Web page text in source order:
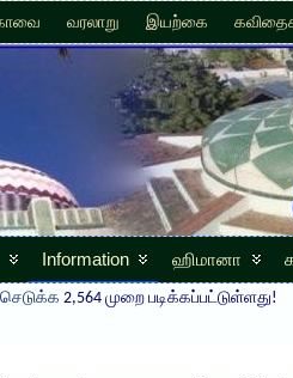
வரலாறு இயற்கை
Information ஹிமானா
2,564 முறை படிக்கப்பட்டுள்ளது!